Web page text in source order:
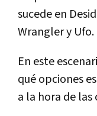
sucede en
Wrangler y Ufo.
En este
qué opciones
a la hora de